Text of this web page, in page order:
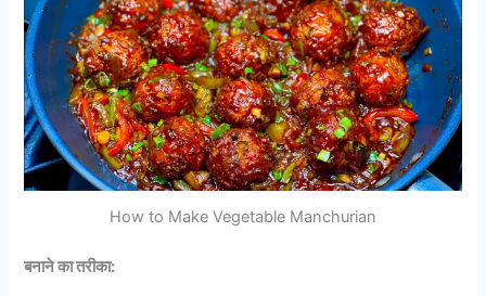
How to Make Vegetable Manchurian
बनाने का तरीका: